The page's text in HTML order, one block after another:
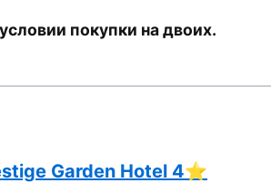
покупки на двоих.
Garden Hotel 4⭐️